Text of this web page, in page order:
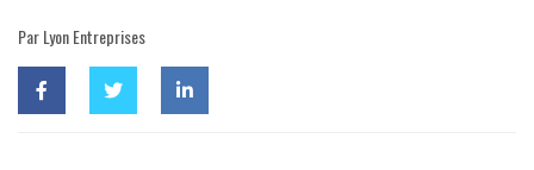
Par Lyon Entreprises